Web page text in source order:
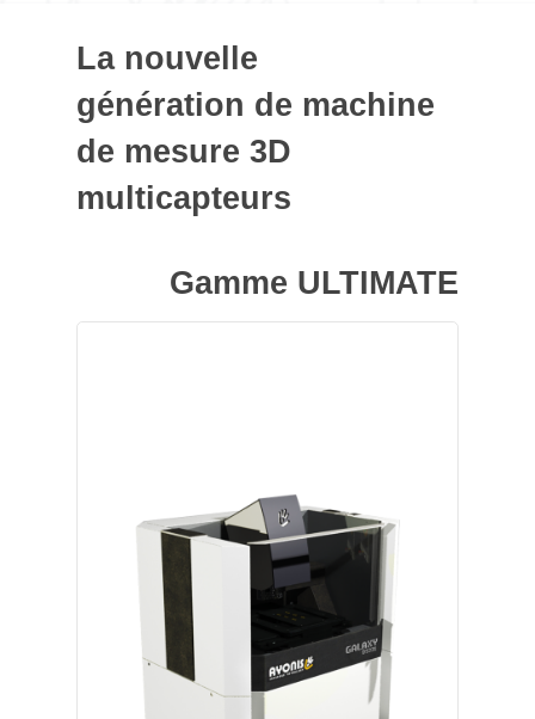
La nouvelle
génération de machine
de mesure 3D
multicapteurs
Gamme ULTIMATE